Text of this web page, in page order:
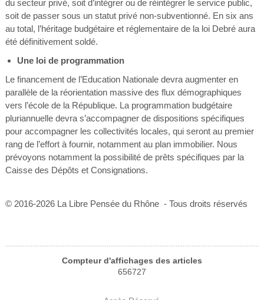
du secteur privé, soit d’intégrer ou de réintégrer le service public,
soit de passer sous un statut privé non-subventionné. En six ans
au total, l’héritage budgétaire et réglementaire de la loi Debré aura
été définitivement soldé.
Une loi de programmation
Le financement de l’Education Nationale devra augmenter en
parallèle de la réorientation massive des flux démographiques
vers l’école de la République. La programmation budgétaire
pluriannuelle devra s’accompagner de dispositions spécifiques
pour accompagner les collectivités locales, qui seront au premier
rang de l’effort à fournir, notamment au plan immobilier. Nous
prévoyons notamment la possibilité de prêts spécifiques par la
Caisse des Dépôts et Consignations.
© 2016-2026 La Libre Pensée du Rhône - Tous droits réservés
Compteur d'affichages des articles
656727